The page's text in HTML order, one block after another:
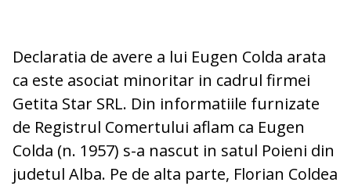
Declaratia de avere a lui Eugen Colda arata
ca este asociat minoritar in cadrul firmei
Getita Star SRL. Din informatiile furnizate
de Registrul Comertului aflam ca Eugen
Colda (n. 1957) s-a nascut in satul Poieni din
judetul Alba. Pe de alta parte, Florian Coldea